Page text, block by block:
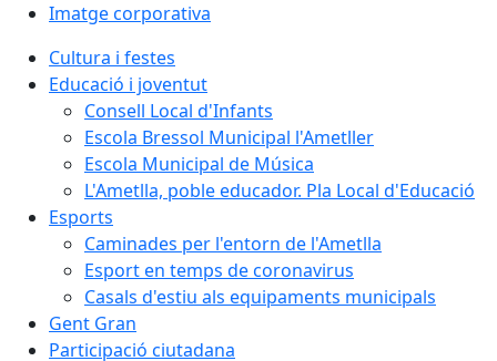
Imatge corporativa
Cultura i festes
Educació i joventut
Consell Local d'Infants
Escola Bressol Municipal l'Ametller
Escola Municipal de Música
L'Ametlla, poble educador. Pla Local d'Educació
Esports
Caminades per l'entorn de l'Ametlla
Esport en temps de coronavirus
Casals d'estiu als equipaments municipals
Gent Gran
Participació ciutadana